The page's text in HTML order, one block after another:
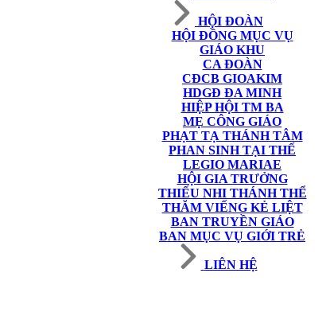
HỘI ĐOÀN
HỘI ĐỒNG MỤC VỤ
GIÁO KHU
CA ĐOÀN
CĐCB GIOAKIM
HDGĐ ĐA MINH
HIỆP HỘI TM BA
MẸ CÔNG GIÁO
PHẠT TẠ THÁNH TÂM
PHAN SINH TẠI THẾ
LEGIO MARIAE
HỘI GIA TRƯỞNG
THIẾU NHI THÁNH THỂ
THĂM VIẾNG KẺ LIỆT
BAN TRUYỀN GIÁO
BAN MỤC VỤ GIỚI TRẺ
LIÊN HỆ